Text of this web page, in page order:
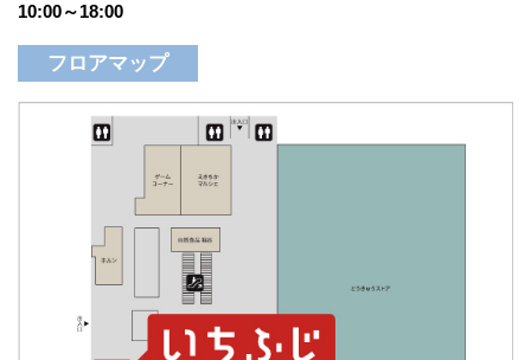
10:00～18:00
フロアマップ